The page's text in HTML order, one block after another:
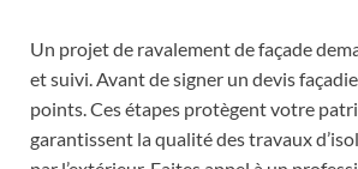
Un projet de ravalement de façade
et suivi. Avant de signer un devis
points. Ces étapes protègent votre
garantissent la qualité des travaux